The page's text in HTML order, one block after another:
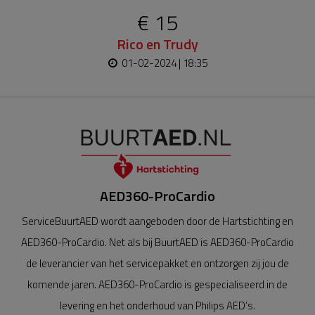
€ 15
Rico en Trudy
01-02-2024 | 18:35
AED360-ProCardio
ServiceBuurtAED wordt aangeboden door de Hartstichting en
AED360-ProCardio. Net als bij BuurtAED is AED360-ProCardio
de leverancier van het servicepakket en ontzorgen zij jou de
komende jaren. AED360-ProCardio is gespecialiseerd in de
levering en het onderhoud van Philips AED’s.